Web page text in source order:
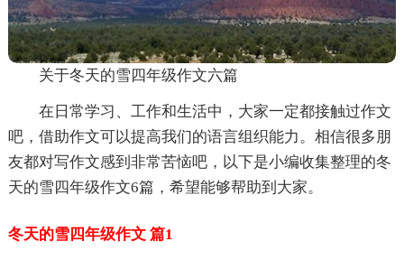
关于冬天的雪四年级作文六篇
在日常学习、工作和生活中，大家一定都接触过作文
吧，借助作文可以提高我们的语言组织能力。相信很多朋
友都对写作文感到非常苦恼吧，以下是小编收集整理的冬
天的雪四年级作文6篇，希望能够帮助到大家。
冬天的雪四年级作文 篇1